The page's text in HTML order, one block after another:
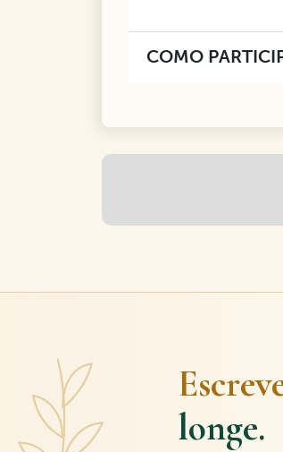
COMO
longe.